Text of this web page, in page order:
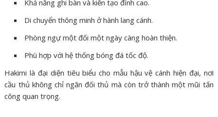
Khả năng ghi bàn và kiến tạo đỉnh cao.
Di chuyển thông minh ở hành lang cánh.
Phòng ngự một đối một ngày càng hoàn thiện.
Phù hợp với hệ thống bóng đá tốc độ.
Hakimi là đại diện tiêu biểu cho mẫu hậu vệ cánh hiện đại, nơi
cầu thủ không chỉ ngăn đối thủ mà còn trở thành một mũi tấn
công quan trọng.